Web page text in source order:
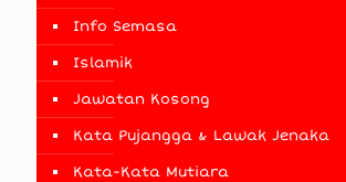
Info Semasa
Islamik
Jawatan Kosong
Kata Pujangga & Lawak Jenaka
Kata-Kata Mutiara